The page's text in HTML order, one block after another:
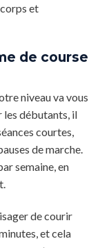
et
de course
niveau va vous
les débutants, il
courtes,
de marche.
semaine, en
de courir
et cela